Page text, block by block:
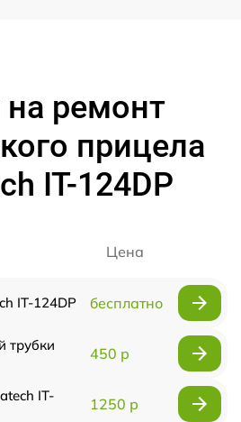
ремонт
прицела
IT-124DP
Цена
IT-124DP бесплатно
трубки
450 р
IT-
1250 р